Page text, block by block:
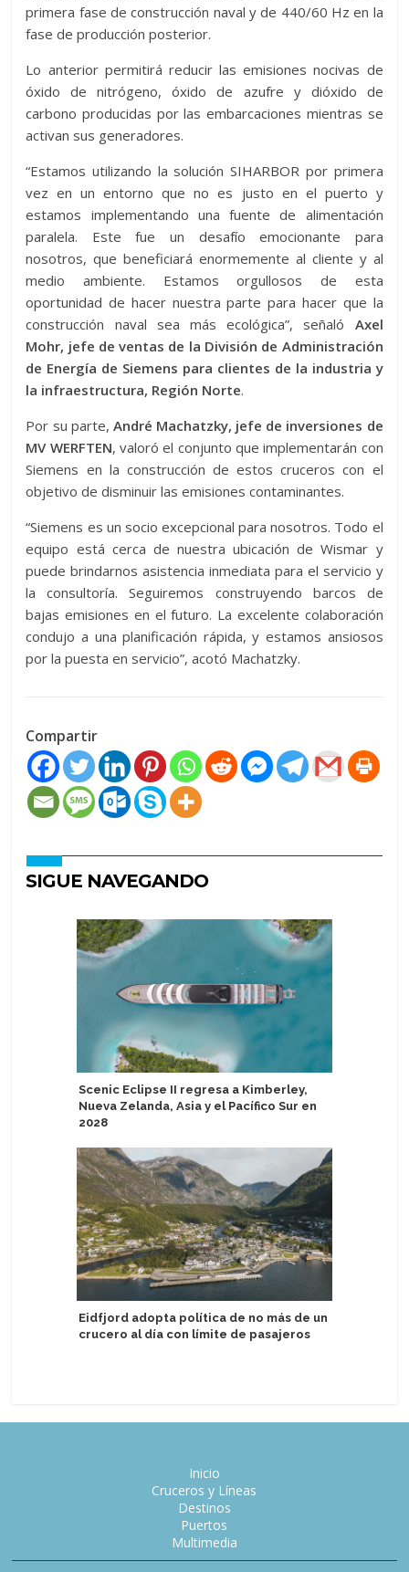
primera fase de construcción naval y de 440/60 Hz en la
fase de producción posterior.
Lo anterior permitirá reducir las emisiones nocivas de
óxido de nitrógeno, óxido de azufre y dióxido de
carbono producidas por las embarcaciones mientras se
activan sus generadores.
“Estamos utilizando la solución SIHARBOR por primera
vez en un entorno que no es justo en el puerto y
estamos implementando una fuente de alimentación
paralela. Este fue un desafío emocionante para
nosotros, que beneficiará enormemente al cliente y al
medio ambiente. Estamos orgullosos de esta
oportunidad de hacer nuestra parte para hacer que la
construcción naval sea más ecológica”, señaló Axel
Mohr, jefe de ventas de la División de Administración
de Energía de Siemens para clientes de la industria y
la infraestructura, Región Norte.
Por su parte, André Machatzky, jefe de inversiones de
MV WERFTEN, valoró el conjunto que implementarán con
Siemens en la construcción de estos cruceros con el
objetivo de disminuir las emisiones contaminantes.
“Siemens es un socio excepcional para nosotros. Todo el
equipo está cerca de nuestra ubicación de Wismar y
puede brindarnos asistencia inmediata para el servicio y
la consultoría. Seguiremos construyendo barcos de
bajas emisiones en el futuro. La excelente colaboración
condujo a una planificación rápida, y estamos ansiosos
por la puesta en servicio”, acotó Machatzky.
Compartir
SIGUE NAVEGANDO
Scenic Eclipse II regresa a Kimberley,
Nueva Zelanda, Asia y el Pacífico Sur en
2028
Eidfjord adopta política de no más de un
crucero al día con límite de pasajeros
Inicio
Cruceros y Líneas
Destinos
Puertos
Multimedia